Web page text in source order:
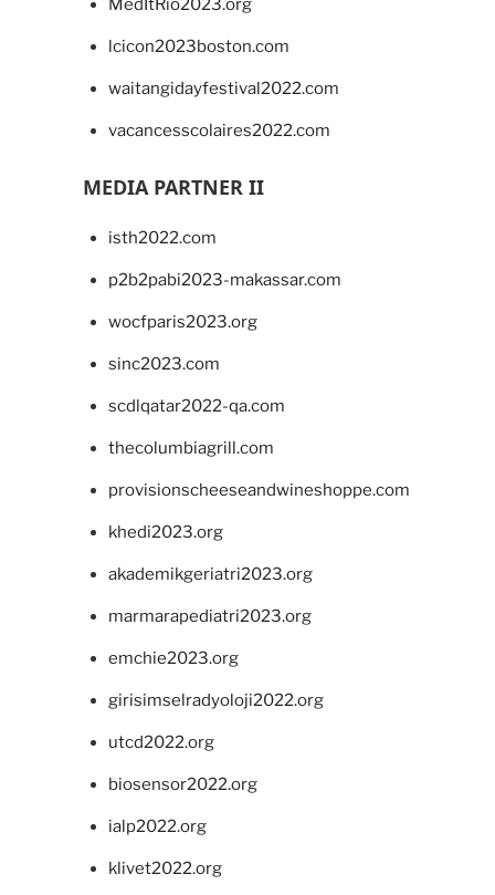
MedItRio2023.org
lcicon2023boston.com
waitangidayfestival2022.com
vacancesscolaires2022.com
MEDIA PARTNER II
isth2022.com
p2b2pabi2023-makassar.com
wocfparis2023.org
sinc2023.com
scdlqatar2022-qa.com
thecolumbiagrill.com
provisionscheeseandwineshoppe.com
khedi2023.org
akademikgeriatri2023.org
marmarapediatri2023.org
emchie2023.org
girisimselradyoloji2022.org
utcd2022.org
biosensor2022.org
ialp2022.org
klivet2022.org